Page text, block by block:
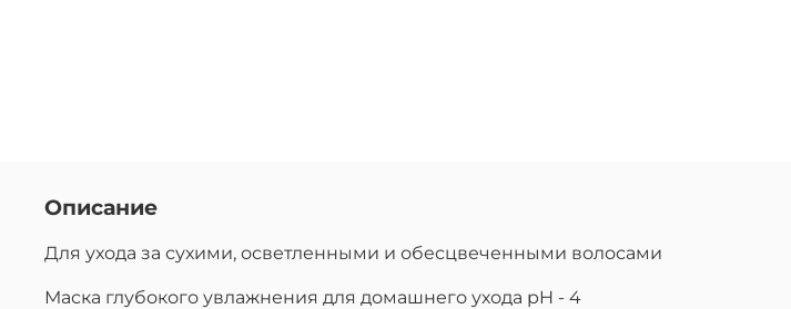
Описание
Для ухода за сухими, осветленными и обесцвеченными волосами
Маска глубокого увлажнения для домашнего ухода pH - 4